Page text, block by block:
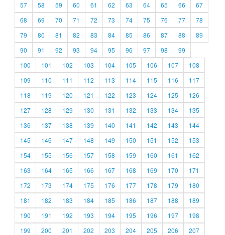
57
58 59 60 61 62 63 64 65 66
67
68
69 70 71 72 73 74 75 76 77
78
79
80 81 82 83 84 85 86 87 88
89
90
91 92 93 94 95 96 97 98
99
100
101 102 103 104 105 106 107
108
109
110 111 112 113 114 115 116
117
118
119 120 121 122 123 124 125
126
127
128 129 130 131 132 133 134
135
136
137 138 139 140 141 142 143
144
145
146 147 148 149 150 151 152
153
154
155 156 157 158 159 160 161
162
163
164 165 166 167 168 169 170
171
172
173 174 175 176 177 178 179
180
181
182 183 184 185 186 187 188
189
190
191 192 193 194 195 196 197
198
199
200 201 202 203 204 205 206
207